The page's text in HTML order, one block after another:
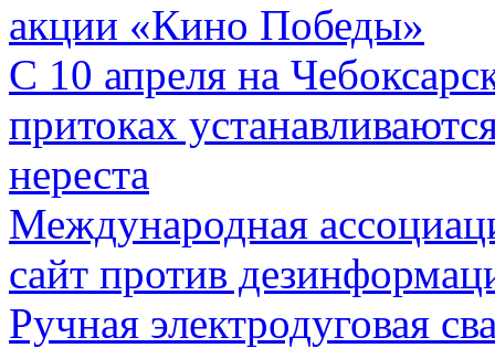
акции «Кино Победы»
С 10 апреля на
притоках
нереста
Международная
сайт против
Ручная электродуговая